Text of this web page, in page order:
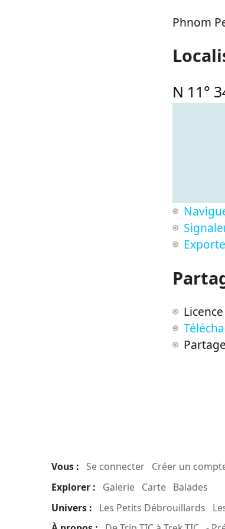
Phnom
N 11°
Vous : Se connecter Créer un
Explorer :
Galerie Carte
Balades
Univers :
Les Petits Débrouillards